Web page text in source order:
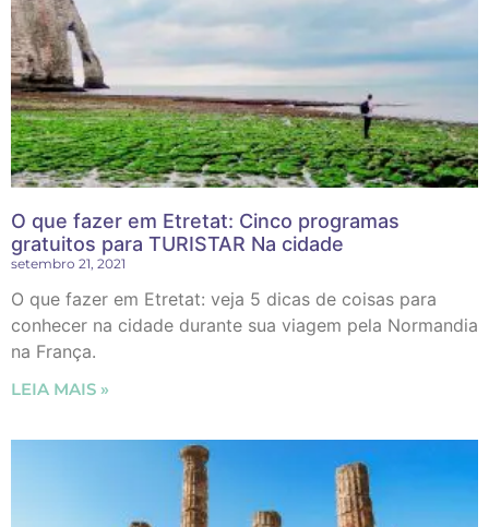
O que fazer em Etretat: Cinco programas
gratuitos para TURISTAR Na cidade
setembro 21, 2021
O que fazer em Etretat: veja 5 dicas de coisas para
conhecer na cidade durante sua viagem pela Normandia
na França.
LEIA MAIS »